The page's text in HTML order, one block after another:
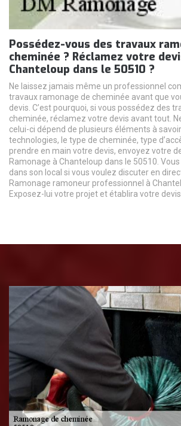
Possédez-vous des travaux
cheminée ? Réclamez votre
Chanteloup dans le 50510 ?
Ne laissez jamais même un professionnel
travaux ramonage de cheminée avant que
devis. C’est pourquoi, si vous possédez des
cheminée, réclamez votre devis avant tout.
celui-ci dépend de plusieurs éléments à
technologies, le type de cheminée, type
prendre en main votre devis, envoyez votre
Ramonage à Chanteloup dans le 50510.
dans son local si vous voulez discuter en
Ramonage ramoneur professionnel à
Exposez-lui votre projet et établira votre devis